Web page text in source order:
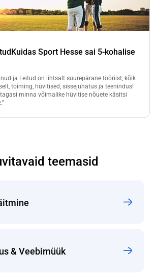
Sport Hesse sai 5-kohalise
ja Leitud on lihtsalt suurepärane tööriist, kõik
toiming, hüvitised, sissejuhatus ja teenindus!
minna võimalike hüvitise nõuete käsitsi
teemasid
& Veebimüük